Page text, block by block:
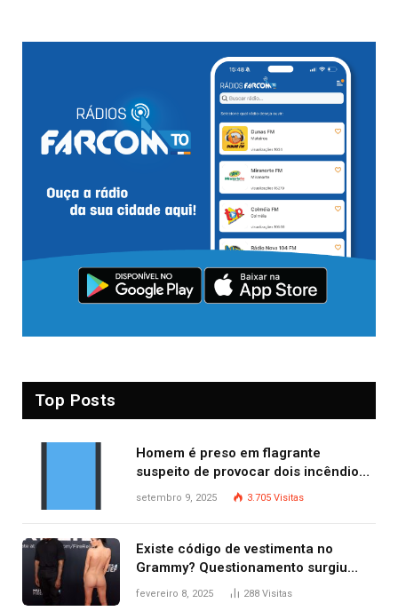
Top Posts
Homem é preso em flagrante
suspeito de provocar dois incêndios
criminosos no mesmo dia
setembro 9, 2025 3.705 Visitas
Existe código de vestimenta no
Grammy? Questionamento surgiu
após Bianca Censori, mulher de
fevereiro 8, 2025 288 Visitas